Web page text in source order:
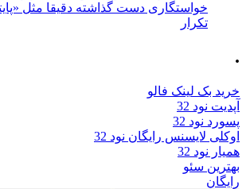
تکرار
.
خرید بک لینک فالو
آپدیت نود 32
پسورد نود 32
اوکلی لایسنس رایگان نود 32
همیار نود 32
بهترین سئو
رایگان